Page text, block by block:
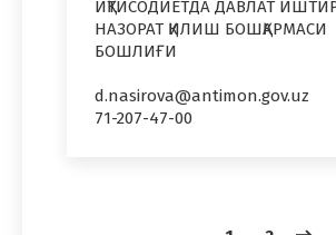
ИҚТИСОДИЁТДА ДАВЛАТ
НАЗОРАТ ҚИЛИШ БОШҚАРМАСИ
БОШЛИҒИ
d.nasirova@antimon.gov.uz
71-207-47-00